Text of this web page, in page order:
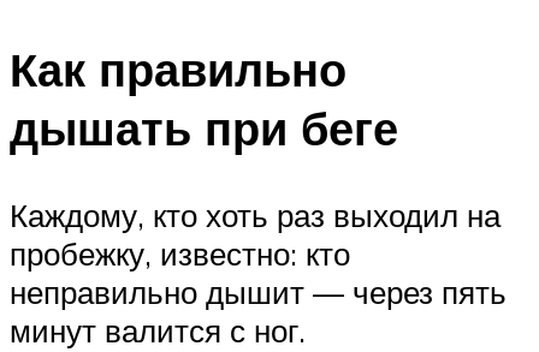
Как правильно
дышать при беге
Каждому, кто хоть раз выходил на
пробежку, известно: кто
неправильно дышит — через пять
минут валится с ног.